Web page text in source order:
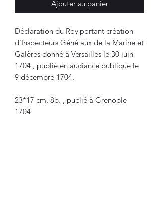
Ajouter au panier
Déclaration du Roy portant création
d'Inspecteurs Généraux de la Marine et
Galères donné à Versailles le 30 juin
1704 , publié en audiance publique le
9 décembre 1704.
23*17 cm, 8p. , publié à Grenoble
1704